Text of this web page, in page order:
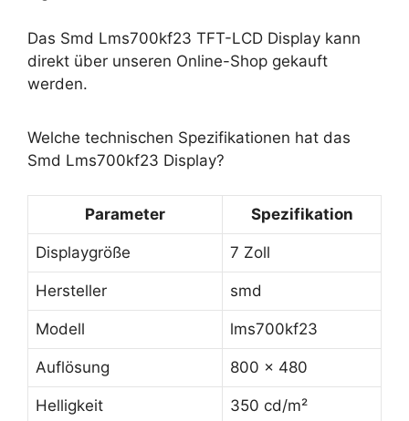
Das Smd Lms700kf23 TFT-LCD Display kann
direkt über unseren Online-Shop gekauft
werden.
Welche technischen Spezifikationen hat das
Smd Lms700kf23 Display?
Parameter Spezifikation
Displaygröße 7 Zoll
Hersteller smd
Modell lms700kf23
Auflösung 800 x 480
Helligkeit 350 cd/m²